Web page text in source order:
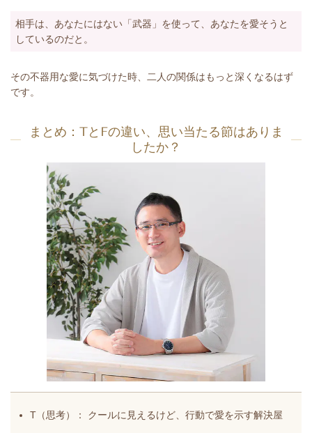
相手は、あなたにはない「武器」を使って、あなたを愛そうと
しているのだと。
その不器用な愛に気づけた時、二人の関係はもっと深くなるはず
です。
まとめ： TとFの違い、思い当たる節はありま
したか？
T（思考）： クールに見えるけど、行動で愛を示す解決屋